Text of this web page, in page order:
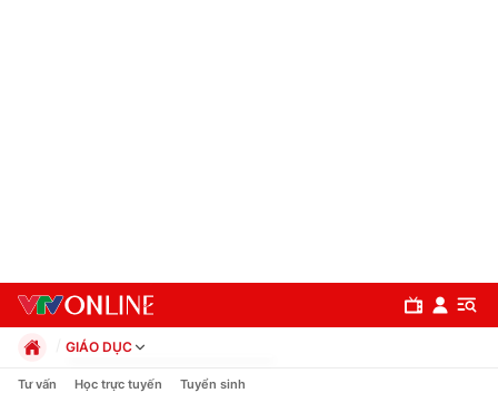
GIÁO DỤC
Chính trị
Tư vấn Học trực tuyến Tuyển sinh